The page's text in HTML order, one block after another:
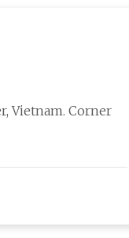
Corner